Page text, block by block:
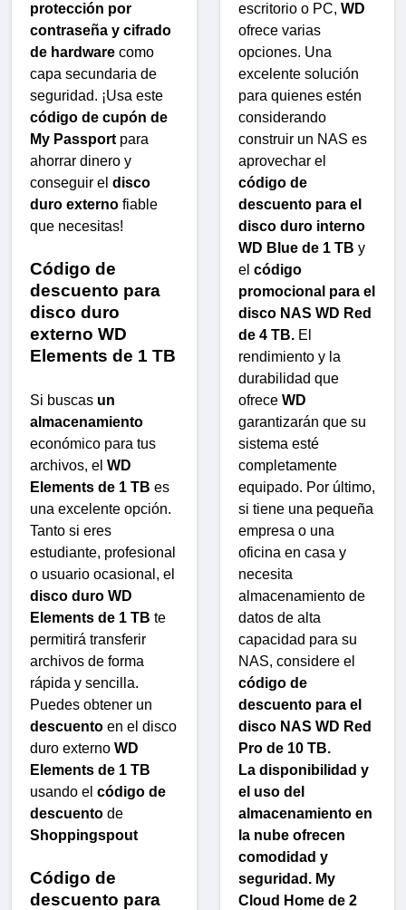
protección por
contraseña y cifrado
de hardware como
capa secundaria de
seguridad. ¡Usa este
código de cupón de
My Passport para
ahorrar dinero y
conseguir el disco
duro externo fiable
que necesitas!
Código de
descuento para
disco duro
externo WD
Elements de 1 TB
Si buscas un
almacenamiento
económico para tus
archivos, el WD
Elements de 1 TB es
una excelente opción.
Tanto si eres
estudiante, profesional
o usuario ocasional, el
disco duro WD
Elements de 1 TB te
permitirá transferir
archivos de forma
rápida y sencilla.
Puedes obtener un
descuento en el disco
duro externo WD
Elements de 1 TB
usando el código de
descuento de
Shoppingspout
Código de
descuento para
escritorio o PC, WD
ofrece varias
opciones. Una
excelente solución
para quienes estén
considerando
construir un NAS es
aprovechar el
código de
descuento para el
disco duro interno
WD Blue de 1 TB y
el código
promocional para el
disco NAS WD Red
de 4 TB. El
rendimiento y la
durabilidad que
ofrece WD
garantizarán que su
sistema esté
completamente
equipado. Por último,
si tiene una pequeña
empresa o una
oficina en casa y
necesita
almacenamiento de
datos de alta
capacidad para su
NAS, considere el
código de
descuento para el
disco NAS WD Red
Pro de 10 TB.
La disponibilidad y
el uso del
almacenamiento en
la nube ofrecen
comodidad y
seguridad. My
Cloud Home de 2